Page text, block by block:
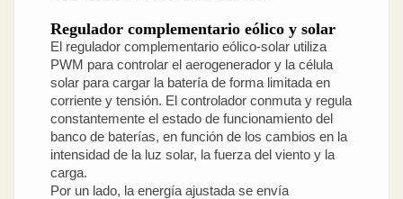
Regulador complementario eólico y solar
El regulador complementario eólico-solar utiliza
PWM para controlar el aerogenerador y la célula
solar para cargar la batería de forma limitada en
corriente y tensión. El controlador conmuta y regula
constantemente el estado de funcionamiento del
banco de baterías, en función de los cambios en la
intensidad de la luz solar, la fuerza del viento y la
carga.
Por un lado, la energía ajustada se envía